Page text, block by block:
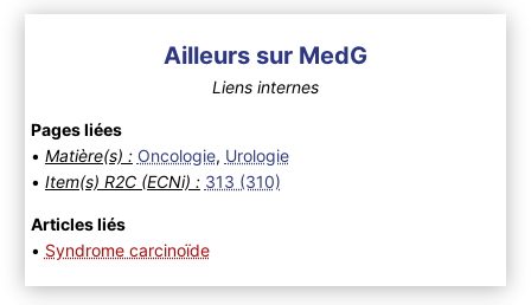
Ailleurs sur MedG
Liens internes
Pages liées
• Matière(s) : Oncologie, Urologie
• Item(s) R2C (ECNi) : 313 (310)
Articles liés
• Syndrome carcinoïde